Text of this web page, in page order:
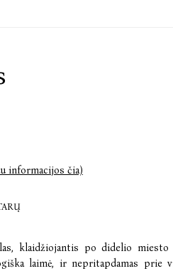
informacijos čia)
klaidžiojantis po didelio miesto
laimė, ir nepritapdamas prie